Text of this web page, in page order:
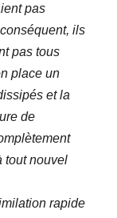
pas
ils
pas tous
place un
et la
de
tout nouvel
rapide